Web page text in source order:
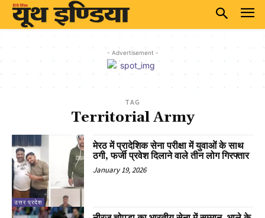
- Advertisement -
TAG
Territorial Army
उत्तर प्रदेश
मेरठ में प्रादेशिक सेना परीक्षा में युवाओं के साथ
ठगी, फर्जी प्रवेश दिलाने वाले तीन लोग गिरफ्तार
January 19, 2026